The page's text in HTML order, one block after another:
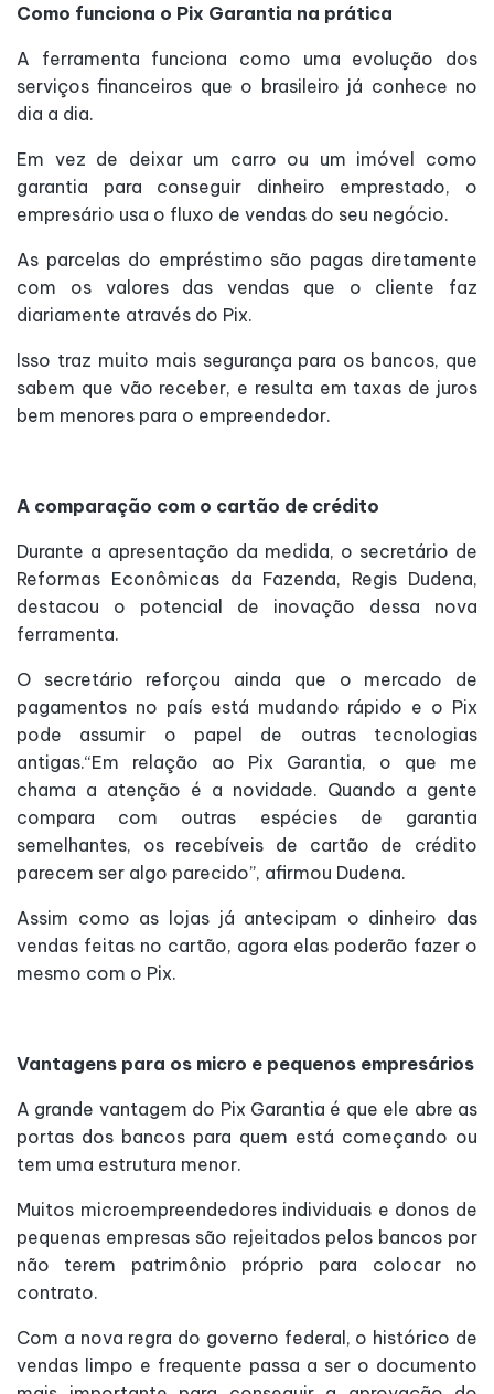
Como funciona o Pix Garantia na prática
A ferramenta funciona como uma evolução dos
serviços financeiros que o brasileiro já conhece no
dia a dia.
Em vez de deixar um carro ou um imóvel como
garantia para conseguir dinheiro emprestado, o
empresário usa o fluxo de vendas do seu negócio.
As parcelas do empréstimo são pagas diretamente
com os valores das vendas que o cliente faz
diariamente através do Pix.
Isso traz muito mais segurança para os bancos, que
sabem que vão receber, e resulta em taxas de juros
bem menores para o empreendedor.
A comparação com o cartão de crédito
Durante a apresentação da medida, o secretário de
Reformas Econômicas da Fazenda, Regis Dudena,
destacou o potencial de inovação dessa nova
ferramenta.
O secretário reforçou ainda que o mercado de
pagamentos no país está mudando rápido e o Pix
pode assumir o papel de outras tecnologias
antigas.“Em relação ao Pix Garantia, o que me
chama a atenção é a novidade. Quando a gente
compara com outras espécies de garantia
semelhantes, os recebíveis de cartão de crédito
parecem ser algo parecido”, afirmou Dudena.
Assim como as lojas já antecipam o dinheiro das
vendas feitas no cartão, agora elas poderão fazer o
mesmo com o Pix.
Vantagens para os micro e pequenos empresários
A grande vantagem do Pix Garantia é que ele abre as
portas dos bancos para quem está começando ou
tem uma estrutura menor.
Muitos microempreendedores individuais e donos de
pequenas empresas são rejeitados pelos bancos por
não terem patrimônio próprio para colocar no
contrato.
Com a nova regra do governo federal, o histórico de
vendas limpo e frequente passa a ser o documento